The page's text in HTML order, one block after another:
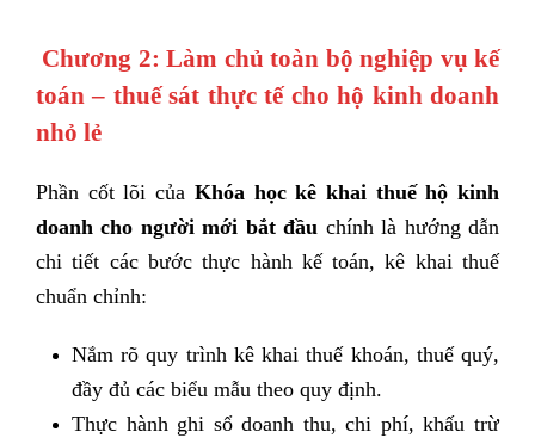
Chương 2: Làm chủ toàn bộ nghiệp vụ kế
toán – thuế sát thực tế cho hộ kinh doanh
nhỏ lẻ
Phần cốt lõi của Khóa học kê khai thuế hộ kinh
doanh cho người mới bắt đầu chính là hướng dẫn
chi tiết các bước thực hành kế toán, kê khai thuế
chuẩn chỉnh:
Nắm rõ quy trình kê khai thuế khoán, thuế quý,
đầy đủ các biểu mẫu theo quy định.
Thực hành ghi sổ doanh thu, chi phí, khấu trừ